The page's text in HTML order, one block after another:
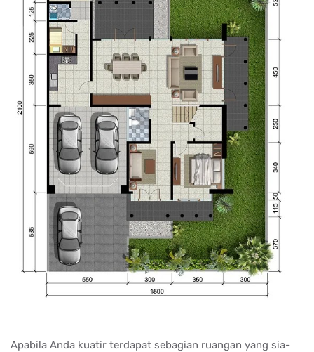
Apabila Anda kuatir terdapat sebagian ruangan yang sia-